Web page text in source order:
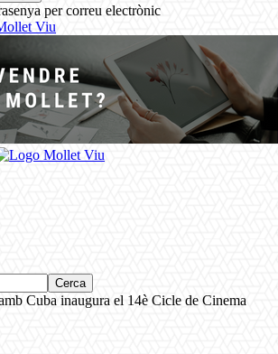
per correu electrònic
Viu
Cuba inaugura el 14è Cicle de Cinema